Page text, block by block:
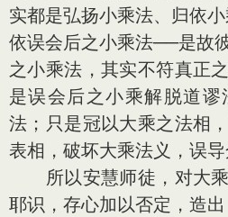
实都是弘扬小乘法、归依
依误会后之小乘法──是故
之小乘法，其实不符真正
是误会后之小乘解脱道
法；只是冠以大乘之法相
表相，破坏大乘法义，误导
所以安慧师徒，对大乘
耶识，存心加以否定，造出